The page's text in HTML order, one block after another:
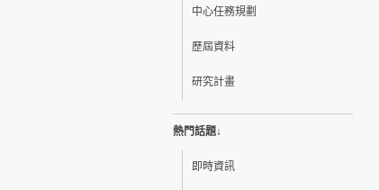
中心任務規劃
歷屆資料
研究計畫
熱門話題↓
即時資訊